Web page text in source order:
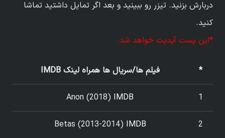
دربارش بزنید. تیزر رو ببینید و بعد اگر تمایل داشتید تماشا
کنید.
*این پست آپدیت خواهد شد.
* فیلم ها/سریال ها همراه لینک IMDB
1
Anon (2018) IMDB
2
Betas (2013-2014) IMDB